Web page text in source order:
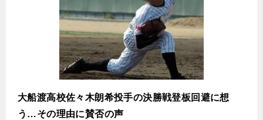
大船渡高校佐々木朗希投手の決勝戦登板回避に想
う…その理由に賛否の声